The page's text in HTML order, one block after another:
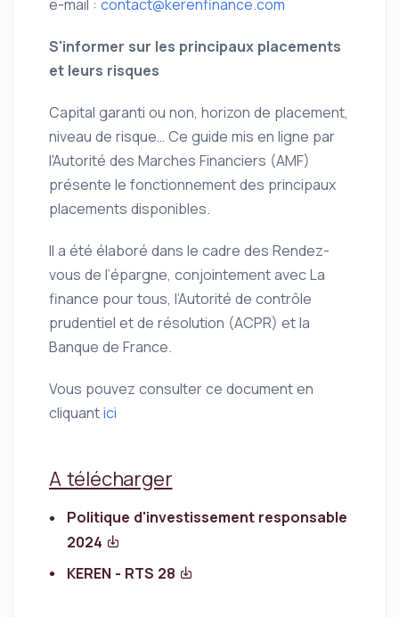
e-mail : contact@kerenfinance.com
S'informer sur les principaux placements
et leurs risques
Capital garanti ou non, horizon de placement,
niveau de risque… Ce guide mis en ligne par
l'Autorité des Marches Financiers (AMF)
présente le fonctionnement des principaux
placements disponibles.
Il a été élaboré dans le cadre des Rendez-
vous de l’épargne, conjointement avec La
finance pour tous, l’Autorité de contrôle
prudentiel et de résolution (ACPR) et la
Banque de France.
Vous pouvez consulter ce document en
cliquantici
A télécharger
Politique d'investissement responsable
2024
KEREN - RTS 28